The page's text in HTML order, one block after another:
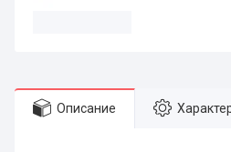
Описание